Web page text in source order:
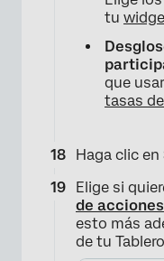
tu
que
tasas
Haga clic en
Elige si
de acciones
esto más
de tu